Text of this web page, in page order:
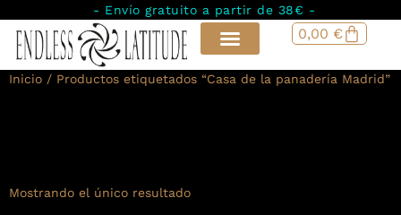
- Envío gratuito a partir de 38€ -
0,00 €
Inicio / Productos etiquetados “Casa de la panadería Madrid”
Mostrando el único resultado